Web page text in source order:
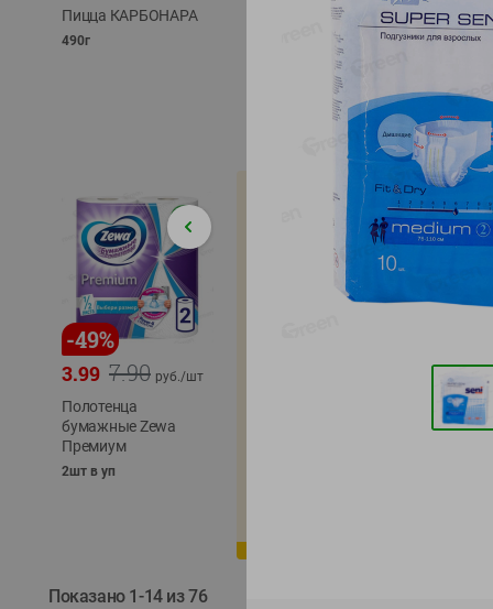
Пицца КАРБОНАРА
490г
полуфабрикат,
фасовка: 0,5-0,7 кг
из
части
-49%
7.90
3.99 руб./шт
Полотенца
бумажные Zewa
Премиум
2шт в уп
4.99
сельди
Показано 1-14 из 76